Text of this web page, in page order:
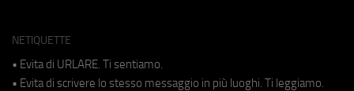
NETIQUETTE
• Evita di URLARE. Ti sentiamo.
• Evita di scrivere lo stesso messaggio in più luoghi. Ti leggiamo.